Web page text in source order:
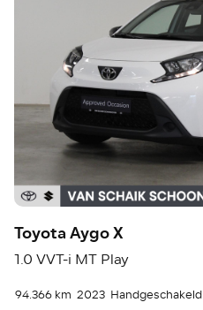
Toyota Aygo X
1.0 VVT-i MT Play
94.366 km 2023 Handgeschakeld